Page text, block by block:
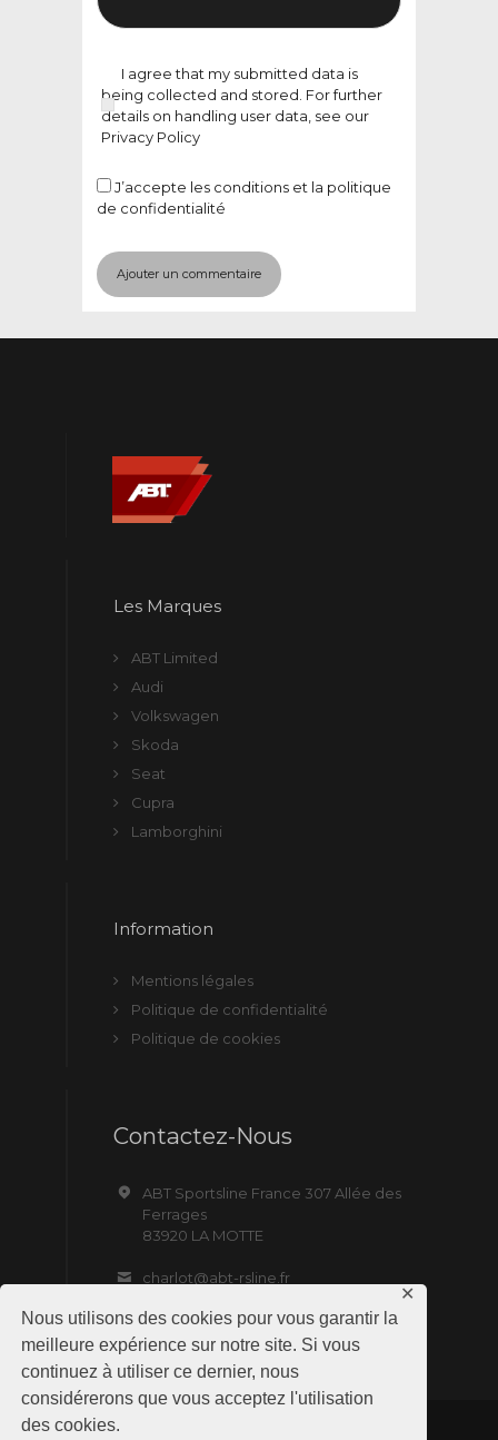
Nous utilisons des cookies pour vous garantir la
meilleure expérience sur notre site. Si vous
continuez à utiliser ce dernier, nous
considérerons que vous acceptez l'utilisation
des cookies.
✕
I agree that my submitted data is
being collected and stored. For further
details on handling user data, see our
Privacy Policy
J’accepte les conditions et la politique
de confidentialité
Les Marques
ABT Limited
Audi
Volkswagen
Skoda
Seat
Cupra
Lamborghini
Information
Mentions légales
Politique de confidentialité
Politique de cookies
Contactez-Nous
ABT Sportsline France 307 Allée des
Ferrages
83920 LA MOTTE
charlot@abt-rsline.fr